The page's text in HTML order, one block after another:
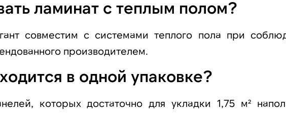
ламинат с теплым полом?
совместим с системами теплого пола при
производителем.
в одной упаковке?
которых достаточно для укладки 1,75 м²